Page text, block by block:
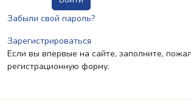
Забыли свой пароль?
Зарегистрироваться
Если вы впервые на сайте, заполните,
регистрационную форму.